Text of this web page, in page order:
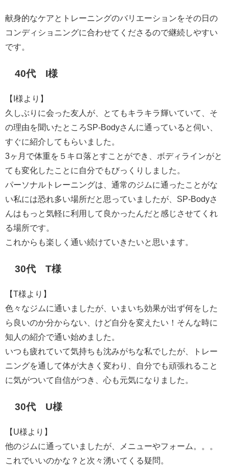
献身的なケアとトレーニングのバリエーションをその日の
コンディショニングに合わせてくださるので継続しやすい
です。
40代 I様
【I様より】
久しぶりに会った友人が、とてもキラキラ輝いていて、そ
の理由を聞いたところSP-Bodyさんに通っていると伺い、
すぐに紹介してもらいました。
3ヶ月で体重を５キロ落とすことができ、ボディラインがと
ても変化したことに自分でもびっくりしました。
パーソナルトレーニングは、通常のジムに通ったことがな
い私には恐れ多い場所だと思っていましたが、SP-Bodyさ
んはもっと気軽に利用して良かったんだと感じさせてくれ
る場所です。
これからも楽しく通い続けていきたいと思います。
30代 T様
【T様より】
色々なジムに通いましたが、いまいち効果が出ず何をした
ら良いのか分からない、けど自分を変えたい！そんな時に
知人の紹介で通い始めました。
いつも疲れていて気持ちも沈みがちな私でしたが、トレー
ニングを通して体が大きく変わり、自分でも頑張れること
に気がついて自信がつき、心も元気になりました。
30代 U様
【U様より】
他のジムに通っていましたが、メニューやフォーム。。。
これでいいのかな？と次々湧いてくる疑問。